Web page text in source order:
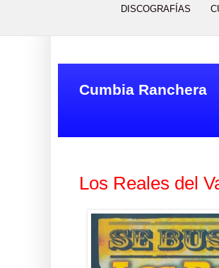
DISCOGRAFÍAS
Cumbia Ranchera
Los Reales del